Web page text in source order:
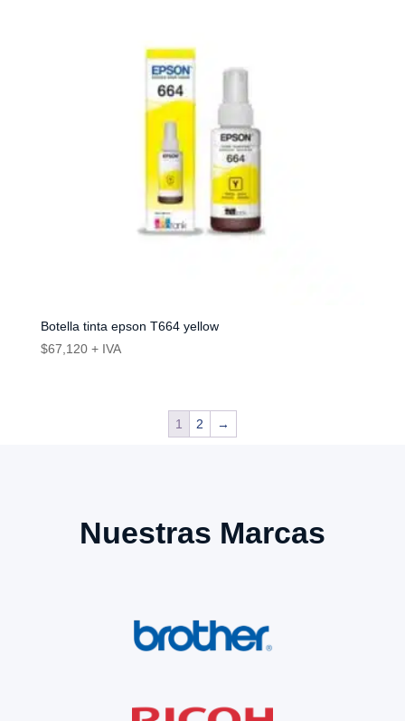
Botella tinta epson T664 yellow
$67,120 + IVA
1 2 →
Nuestras Marcas